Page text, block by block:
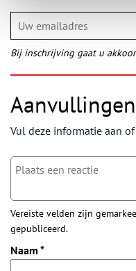
Bij inschrijving gaat u
Aanvullingen
Vul deze informatie aan
Vereiste velden zijn
gepubliceerd.
Naam *